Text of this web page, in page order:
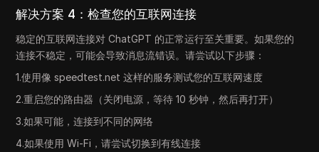
解决方案 4：检查您的互联网连接
稳定的互联网连接对 ChatGPT 的正常运行至关重要。如果您的
连接不稳定，可能会导致消息流错误。请尝试以下步骤：
1.使用像 speedtest.net 这样的服务测试您的互联网速度
2.重启您的路由器（关闭电源，等待 10 秒钟，然后再打开）
3.如果可能，连接到不同的网络
4.如果使用 Wi-Fi，请尝试切换到有线连接